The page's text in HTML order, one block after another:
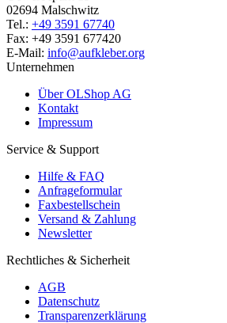
02694 Malschwitz
Tel.: +49 3591 67740
Fax: +49 3591 677420
E-Mail: info@aufkleber.org
Unternehmen
Über OLShop AG
Kontakt
Impressum
Service & Support
Hilfe & FAQ
Anfrageformular
Faxbestellschein
Versand & Zahlung
Newsletter
Rechtliches & Sicherheit
AGB
Datenschutz
Transparenzerklärung